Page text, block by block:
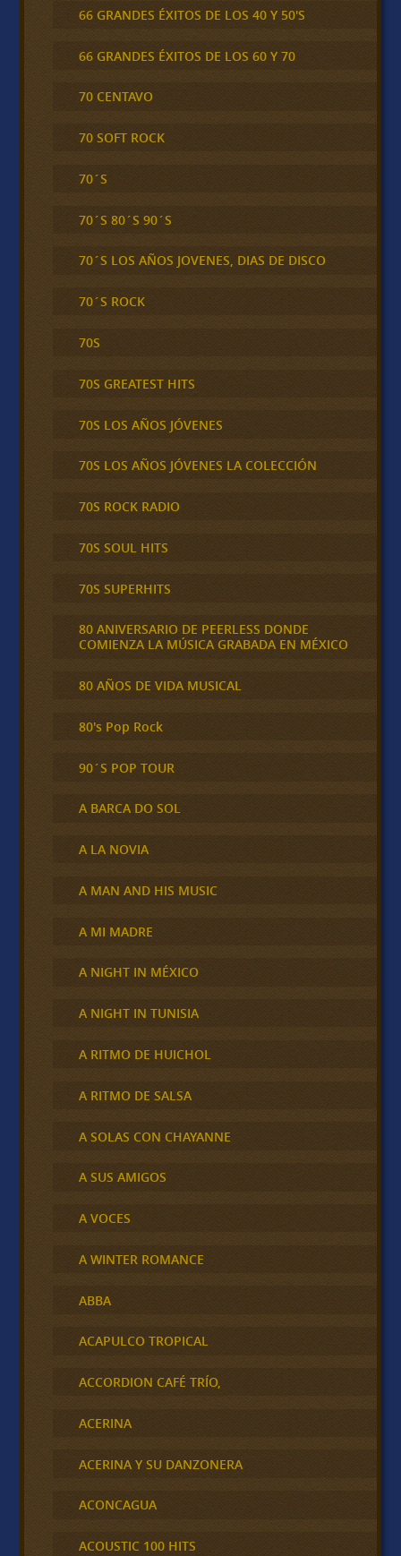
66 GRANDES ÉXITOS DE LOS 40 Y 50'S
66 GRANDES ÉXITOS DE LOS 60 Y 70
70 CENTAVO
70 SOFT ROCK
70´S
70´S 80´S 90´S
70´S LOS AÑOS JOVENES, DIAS DE DISCO
70´S ROCK
70S
70S GREATEST HITS
70S LOS AÑOS JÓVENES
70S LOS AÑOS JÓVENES LA COLECCIÓN
70S ROCK RADIO
70S SOUL HITS
70S SUPERHITS
80 ANIVERSARIO DE PEERLESS DONDE
COMIENZA LA MÚSICA GRABADA EN MÉXICO
80 AÑOS DE VIDA MUSICAL
80's Pop Rock
90´S POP TOUR
A BARCA DO SOL
A LA NOVIA
A MAN AND HIS MUSIC
A MI MADRE
A NIGHT IN MÉXICO
A NIGHT IN TUNISIA
A RITMO DE HUICHOL
A RITMO DE SALSA
A SOLAS CON CHAYANNE
A SUS AMIGOS
A VOCES
A WINTER ROMANCE
ABBA
ACAPULCO TROPICAL
ACCORDION CAFÉ TRÍO,
ACERINA
ACERINA Y SU DANZONERA
ACONCAGUA
ACOUSTIC 100 HITS